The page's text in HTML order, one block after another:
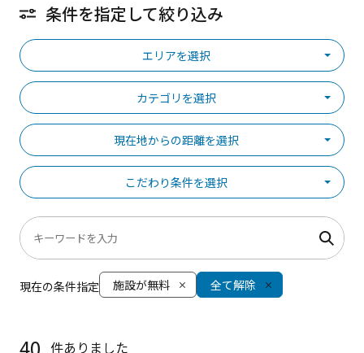
条件を指定して絞り込み
エリアを選択
カテゴリを選択
現在地からの距離を選択
こだわり条件を選択
現在の条件指定 施設が無料 全て解除
件ありました